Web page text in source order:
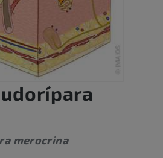
merocrina